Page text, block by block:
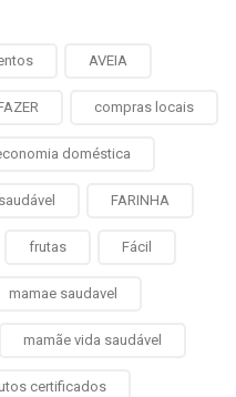
AVEIA
compras locais
doméstica
FARINHA
frutas Fácil
mamae saudavel
mamãe vida saudável
certificados